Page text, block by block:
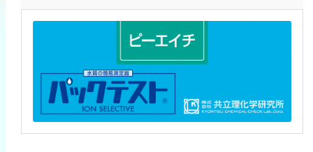
ニッケル
金属総量
有機汚濁